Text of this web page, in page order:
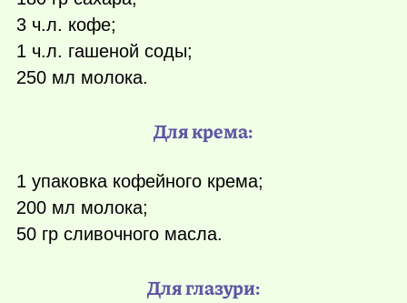
3 ч.л. кофе;
1 ч.л. гашеной соды;
250 мл молока.
Для крема:
1 упаковка кофейного крема;
200 мл молока;
50 гр сливочного масла.
Для глазури: